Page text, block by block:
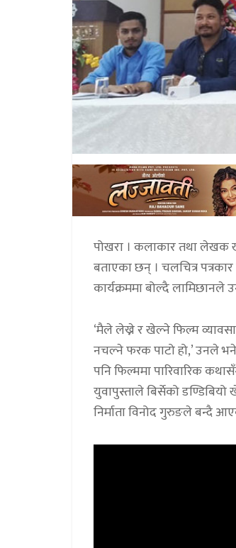
पोखरा । कलाकार तथा लेखक
बताएका छन् । चलचित्र
कार्यक्रममा बोल्दै लामिछानले
‘मैले लेख्ने र खेल्ने फिल्म
नचल्ने फरक पाटो हो,’ उनले
पनि फिल्ममा पारिवारिक
युवापुस्ताले बिर्सेको
निर्माता विनोद गुरुङले बन्दै